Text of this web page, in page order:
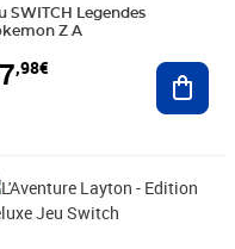
panier
SWITCH Legendes
Z A
,98€
49,19€